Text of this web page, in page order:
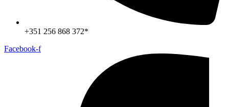
+351 256 868 372*
Facebook-f